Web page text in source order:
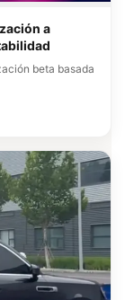
a
beta basada